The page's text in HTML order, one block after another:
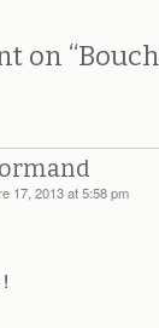
on “
17, 2013 at 5:58 pm